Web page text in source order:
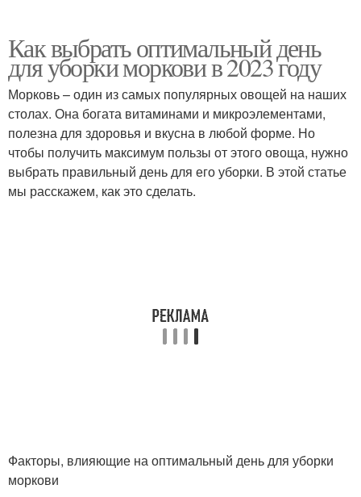
Как выбрать оптимальный день
для уборки моркови в 2023 году
Морковь – один из самых популярных овощей на наших
столах. Она богата витаминами и микроэлементами,
полезна для здоровья и вкусна в любой форме. Но
чтобы получить максимум пользы от этого овоща, нужно
выбрать правильный день для его уборки. В этой статье
мы расскажем, как это сделать.
Факторы, влияющие на оптимальный день для уборки
моркови